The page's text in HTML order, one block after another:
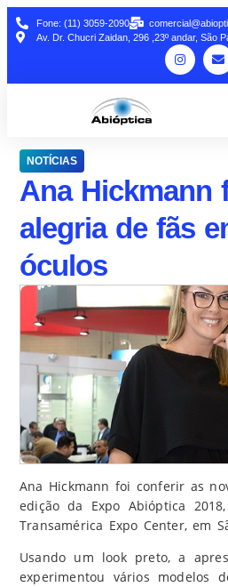
Fone: (11) 3059-2090
Av. Dr. Chucri Zaidan, 296 ,23º andar, São
NOTÍCIAS
Ana Hickmann
alegria de fãs
óculos
Ana Hickmann foi conferir as
edição da Expo Abióptica
Transamérica Expo Center, em
Usando um look preto, a
experimentou vários modelos